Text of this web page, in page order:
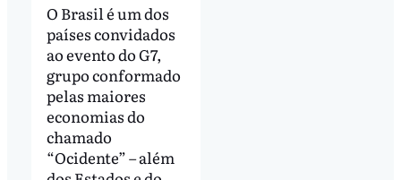
O Brasil é um dos
países convidados
ao evento do G7,
grupo conformado
pelas maiores
economias do
chamado
“Ocidente” – além